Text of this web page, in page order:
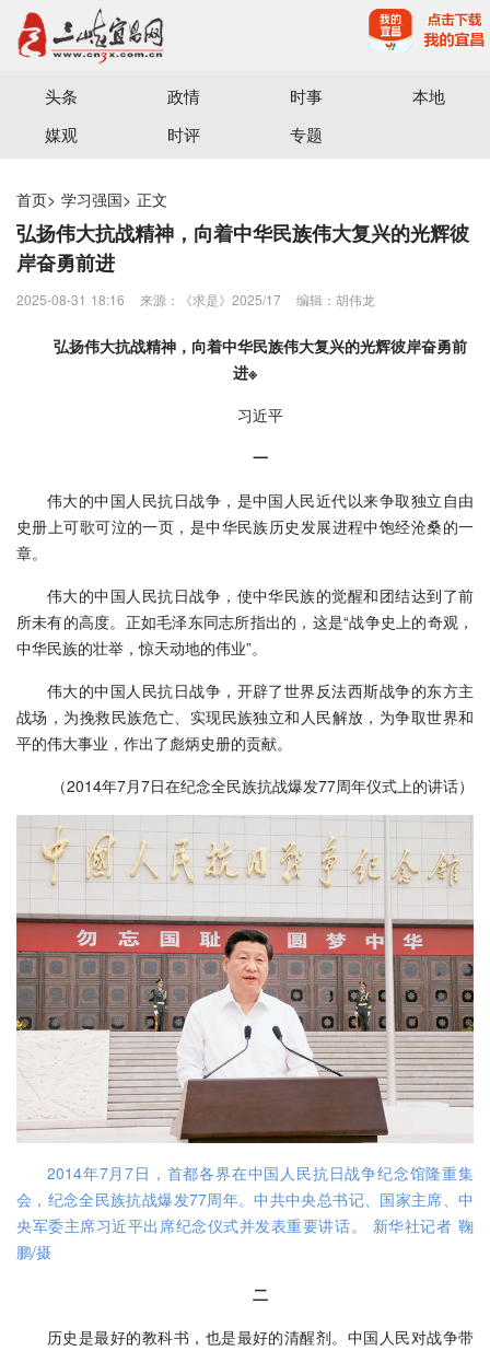
宜昌三峡融媒体中心主办
头条 政情 时事
本地
媒观
时评 专题
首页> 学习强国> 正文
弘扬伟大抗战精神，向着中华民族伟大复兴的光辉彼
岸奋勇前进
2025-08-31 18:16 来源：​《求是》2025/17 编辑：胡伟龙
弘扬伟大抗战精神，向着中华民族伟大复兴的光辉彼岸奋勇前
进※
习近平
一
伟大的中国人民抗日战争，是中国人民近代以来争取独立自由
史册上可歌可泣的一页，是中华民族历史发展进程中饱经沧桑的一
章。
伟大的中国人民抗日战争，使中华民族的觉醒和团结达到了前
所未有的高度。正如毛泽东同志所指出的，这是“战争史上的奇观，
中华民族的壮举，惊天动地的伟业”。
伟大的中国人民抗日战争，开辟了世界反法西斯战争的东方主
战场，为挽救民族危亡、实现民族独立和人民解放，为争取世界和
平的伟大事业，作出了彪炳史册的贡献。
（2014年7月7日在纪念全民族抗战爆发77周年仪式上的讲话）
2014年7月7日，首都各界在中国人民抗日战争纪念馆隆重集
会，纪念全民族抗战爆发77周年。中共中央总书记、国家主席、中
央军委主席习近平出席纪念仪式并发表重要讲话。 新华社记者 鞠
鹏/摄
二
历史是最好的教科书，也是最好的清醒剂。中国人民对战争带